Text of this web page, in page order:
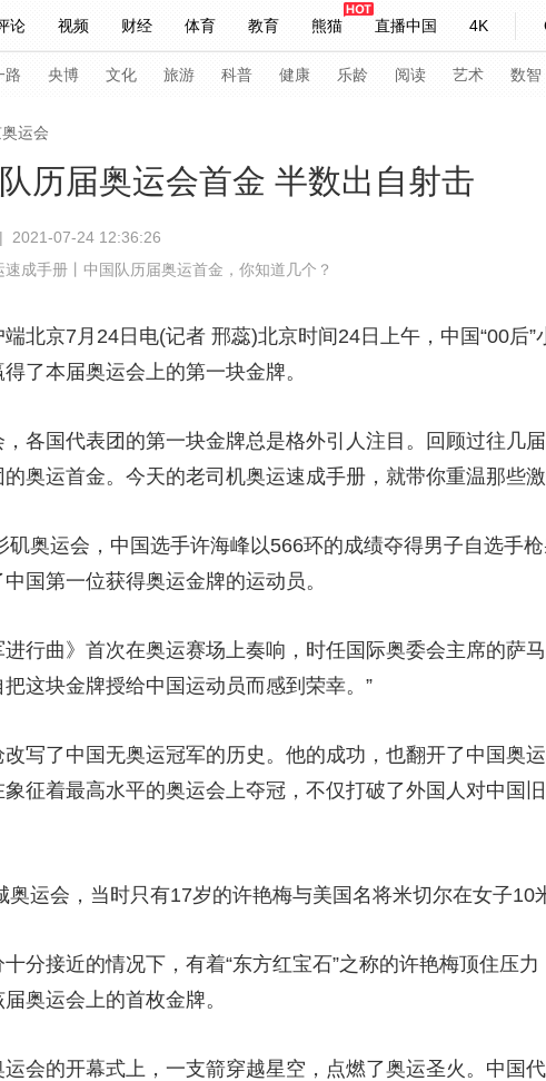
论 视频 财经 体育 教育 熊猫 直播中国 4K
人 央视快评 习式妙语 热解读 天天学习
听音 微视频 主持人 下载央视影音
路 央博 文化 旅游 科普 健康 乐龄 阅读 艺术 数智
直播中国 熊猫频道 VR/AR 4K专区 全景新闻
蓝海中国 新兵请入列 人生第一次
年世界杯 2026年冬奥会 CBA NBA 中超 国足 国际
道 生活体育大会 体育江湖 文化体育 冰雪道路 足球道路
生态环境 一带一路 央博 非遗 文化 旅游 科普 健康
保险 云顶对话 云起 超级工厂
运会
历届奥运会首金 半数出自射击
| 2021-07-24 12:36:26
成手册丨中国队历届奥运首金，你知道几个？
京7月24日电(记者 邢蕊)北京时间24日上午，中国“00后”
了本届奥运会上的第一块金牌。
国代表团的第一块金牌总是格外引人注目。回顾过往几
奥运首金。今天的老司机奥运速成手册，就带你重温那些激
运会，中国选手许海峰以566环的成绩夺得男子自选手枪
国第一位获得奥运金牌的运动员。
曲》首次在奥运赛场上奏响，时任国际奥委会主席的萨马
这块金牌授给中国运动员而感到荣幸。”
了中国无奥运冠军的历史。他的成功，也翻开了中国奥
征着最高水平的奥运会上夺冠，不仅打破了外国人对中国
会，当时只有17岁的许艳梅与美国名将米切尔在女子10
接近的情况下，有着“东方红宝石”之称的许艳梅顶住压力
奥运会上的首枚金牌。
的开幕式上，一支箭穿越星空，点燃了奥运圣火。中国